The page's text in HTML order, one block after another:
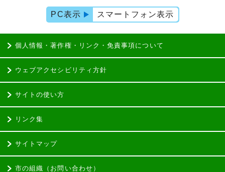
PC表示 スマートフォン表示
個人情報・著作権・リンク・免責事項について
ウェブアクセシビリティ方針
サイトの使い方
リンク集
サイトマップ
市の組織（お問い合わせ）